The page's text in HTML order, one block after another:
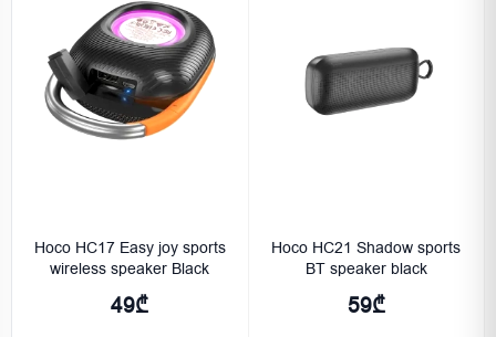
Hoco HC17 Easy joy sports
wireless speaker Black
49₾
Hoco HC21 Shadow sports
BT speaker black
59₾